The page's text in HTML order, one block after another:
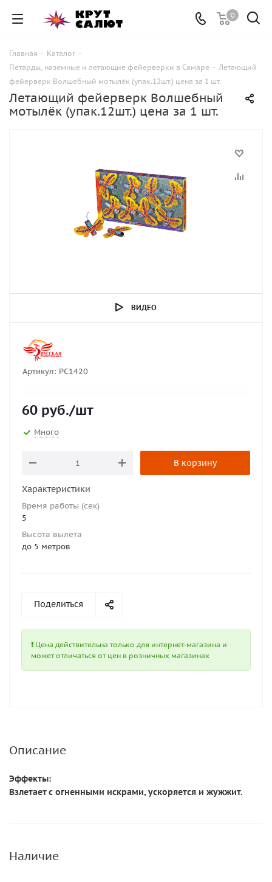
0
Главная - Каталог -
Петарды, наземные и летающие фейерверки в Самаре - Летающий
фейерверк Волшебный мотылёк (упак.12шт.) цена за 1 шт.
Летающий фейерверк Волшебный
мотылёк (упак.12шт.) цена за 1 шт.
ВИДЕО
Артикул: РС1420
60 руб./шт
Много
В корзину
Характеристики
Время работы (сек)
5
Высота вылета
до 5 метров
Поделиться
Цена действительна только для интернет-магазина и
может отличаться от цен в розничных магазинах
Описание
Эффекты:
Взлетает с огненными искрами, ускоряется и жужжит.
Наличие